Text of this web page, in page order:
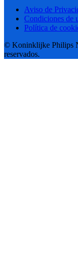
Aviso de
Condiciones de
Política de
© Koninklijke Philips
reservados.